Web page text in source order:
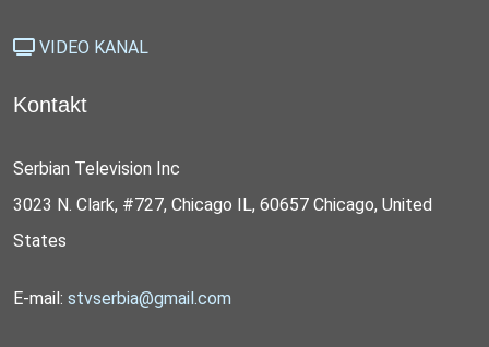
VIDEO KANAL
Kontakt
Serbian Television Inc
3023 N. Clark, #727, Chicago IL, 60657 Chicago, United
States
E-mail: stvserbia@gmail.com